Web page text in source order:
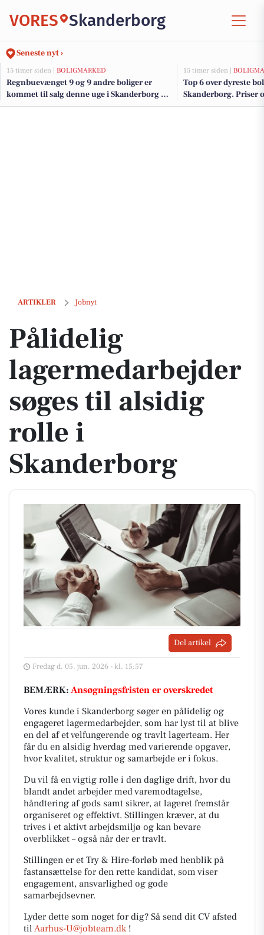
VORES Skanderborg
Seneste nyt ›
15 timer siden | BOLIGMARKED
Regnbuevænget 9 og 9 andre boliger er
kommet til salg denne uge i Skanderborg -
se boligerne her.
15 timer siden |
Top 6 over dyreste
Skanderborg. Priser
ARTIKLER Jobnyt
Pålidelig lagermedarbejder søges til alsidig rolle i Skanderborg
Pålidelig
lagermedarbejder
søges til alsidig
rolle i
Skanderborg
Del artikel
Fredag d. 05. jun. 2026 - kl. 15:57
BEMÆRK: Ansøgningsfristen er overskredet
Vores kunde i Skanderborg søger en pålidelig og
engageret lagermedarbejder, som har lyst til at blive
en del af et velfungerende og travlt lagerteam. Her
får du en alsidig hverdag med varierende opgaver,
hvor kvalitet, struktur og samarbejde er i fokus.
Du vil få en vigtig rolle i den daglige drift, hvor du
blandt andet arbejder med varemodtagelse,
håndtering af gods samt sikrer, at lageret fremstår
organiseret og effektivt. Stillingen kræver, at du
trives i et aktivt arbejdsmiljø og kan bevare
overblikket – også når der er travlt.
Stillingen er et Try & Hire-forløb med henblik på
fastansættelse for den rette kandidat, som viser
engagement, ansvarlighed og gode
samarbejdsevner.
Lyder dette som noget for dig? Så send dit CV afsted
til Aarhus-U@jobteam.dk!